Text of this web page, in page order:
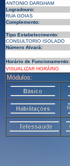
ANTONIO DARGHAM
Logradouro:
RUA GOIAS
Complemento:
Tipo Estabelecimento:
CONSULTORIO ISOLADO
Número Alvará:
Horário de Funcionamento:
VISUALIZAR HORÁRIO
Módulos: